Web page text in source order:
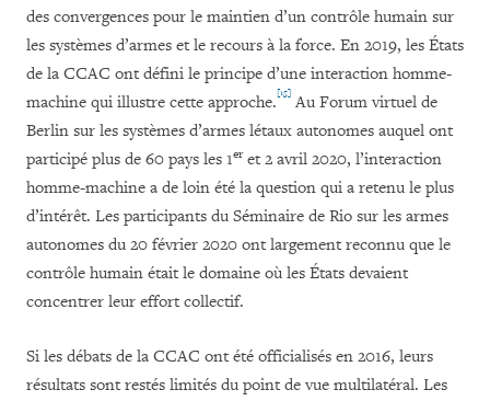
des convergences pour le maintien d’un contrôle humain sur
les systèmes d’armes et le recours à la force. En 2019, les États
de la CCAC ont défini le principe d’une interaction homme-
machine qui illustre cette approche.[15] Au Forum virtuel de
Berlin sur les systèmes d’armes létaux autonomes auquel ont
participé plus de 60 pays les 1eret 2 avril 2020, l’interaction
homme-machine a de loin été la question qui a retenu le plus
d’intérêt. Les participants du Séminaire de Rio sur les armes
autonomes du 20 février 2020 ont largement reconnu que le
contrôle humain était le domaine où les États devaient
concentrer leur effort collectif.
Si les débats de la CCAC ont été officialisés en 2016, leurs
résultats sont restés limités du point de vue multilatéral. Les